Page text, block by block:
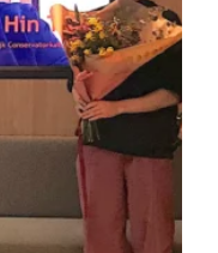
et fin avec le ...